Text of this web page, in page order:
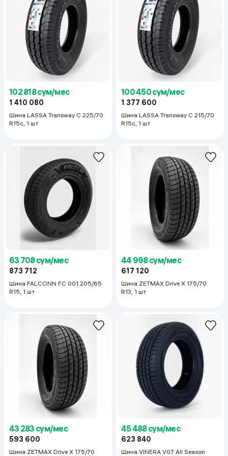
102 818 сум/мес
1 410 080
Шина LASSA Transway C 225/70
R15c, 1 шт
100 450 сум/мес
1 377 600
Шина LASSA Transway C 215/70
R15c, 1 шт
63 708 сум/мес
873 712
Шина FALCONN FC 001 205/65
R15, 1 шт
44 998 сум/мес
617 120
Шина ZETMAX Drive X 175/70
R13, 1 шт
43 283 сум/мес
593 600
Шина ZETMAX Drive X 175/70
45 488 сум/мес
623 840
Шина VINERA V07 All Season